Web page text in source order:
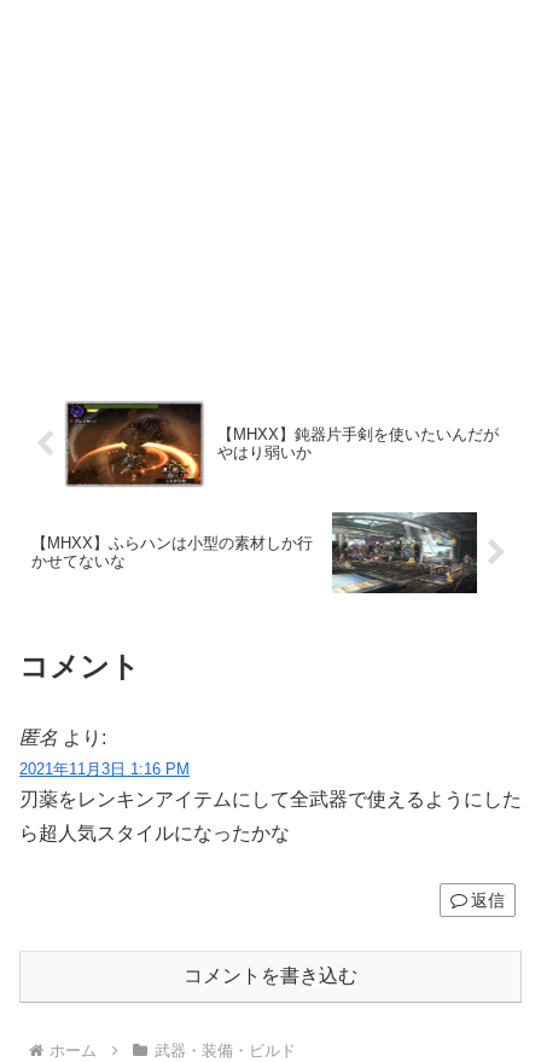
【MHXX】鈍器片手剣を使いたいんだが
やはり弱いか
【MHXX】ふらハンは小型の素材しか行
かせてないな
コメント
匿名 より:
2021年11月3日 1:16 PM
刃薬をレンキンアイテムにして全武器で使えるようにした
ら超人気スタイルになったかな
返信
コメントを書き込む
ホーム 武器・装備・ビルド